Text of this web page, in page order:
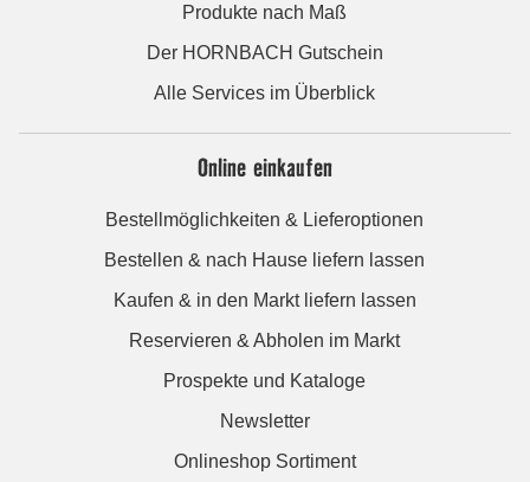
Produkte nach Maß
Der HORNBACH Gutschein
Alle Services im Überblick
Online einkaufen
Bestellmöglichkeiten & Lieferoptionen
Bestellen & nach Hause liefern lassen
Kaufen & in den Markt liefern lassen
Reservieren & Abholen im Markt
Prospekte und Kataloge
Newsletter
Onlineshop Sortiment